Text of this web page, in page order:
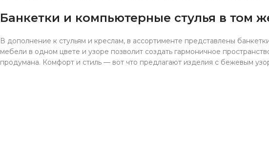
Банкетки и компьютерные стулья в том
В дополнение к стульям и креслам, в ассортименте представлены
мебели в одном цвете и узоре позволит создать гармоничное
продумана. Комфорт и стиль — вот что предлагают изделия с бежевым